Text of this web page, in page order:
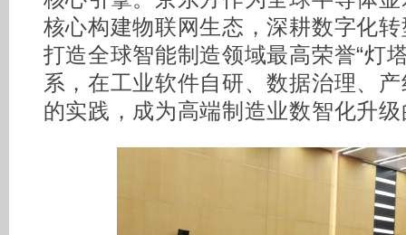
核心构建物联网生态，深耕数字化
打造全球智能制造领域最高荣誉“灯
系，在工业软件自研、数据治理、
的实践，成为高端制造业数智化升